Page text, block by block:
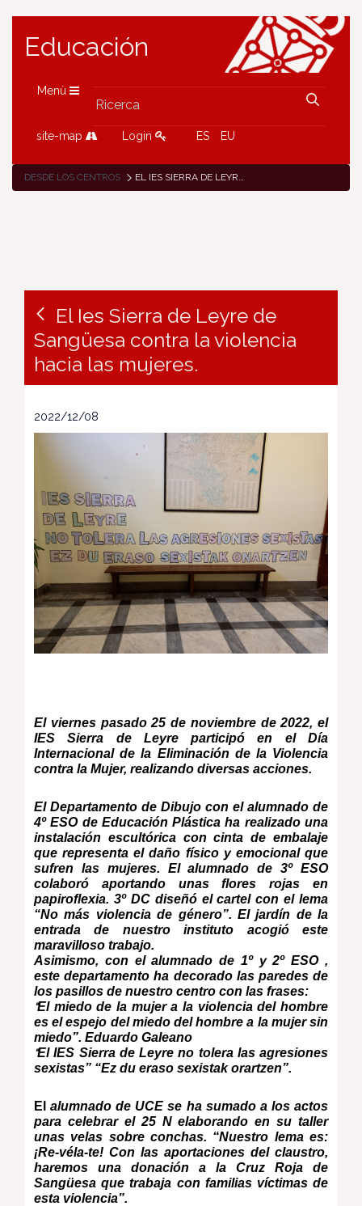
Educación
Menù
site-map Login ES EU
DESDE LOS CENTROS EL IES SIERRA DE LEYRE DE SANGÜESA CONTRA LA VIOLENCIA HACIA LAS MUJERES.
El Ies Sierra de Leyre de
Sangüesa contra la violencia
hacia las mujeres.
2022/12/08
El viernes pasado 25 de noviembre de 2022, el
IES Sierra de Leyre participó en el Día
Internacional de la Eliminación de la Violencia
contra la Mujer, realizando diversas acciones.
El Departamento de Dibujo con el alumnado de
4º ESO de Educación Plástica ha realizado una
instalación escultórica con cinta de embalaje
que representa el daño físico y emocional que
sufren las mujeres. El alumnado de 3º ESO
colaboró aportando unas flores rojas en
papiroflexia. 3º DC diseñó el cartel con el lema
“No más violencia de género”. El jardín de la
entrada de nuestro instituto acogió este
maravilloso trabajo.
Asimismo, con el alumnado de 1º y 2º ESO ,
este departamento ha decorado las paredes de
los pasillos de nuestro centro con las frases:
“El miedo de la mujer a la violencia del hombre
es el espejo del miedo del hombre a la mujer sin
miedo”. Eduardo Galeano
“El IES Sierra de Leyre no tolera las agresiones
sexistas” “Ez du eraso sexistak orartzen”.
E alumnado de UCE se ha sumado a los actos
para celebrar el 25 N elaborando en su taller
unas velas sobre conchas. “Nuestro lema es:
¡Re-véla-te! Con las aportaciones del claustro,
haremos una donación a la Cruz Roja de
Sangüesa que trabaja con familias víctimas de
esta violencia”.